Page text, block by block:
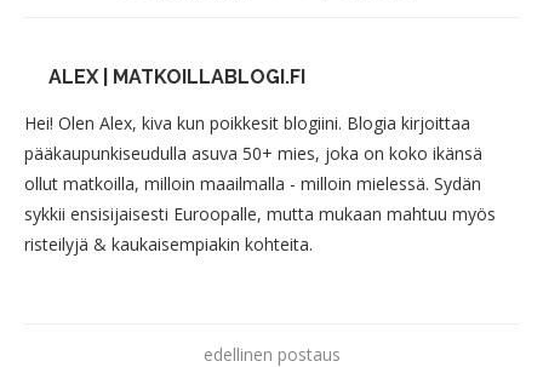
ALEX | MATKOILLABLOGI.FI
Hei! Olen Alex, kiva kun poikkesit blogiini. Blogia kirjoittaa
pääkaupunkiseudulla asuva 50+ mies, joka on koko ikänsä
ollut matkoilla, milloin maailmalla - milloin mielessä. Sydän
sykkii ensisijaisesti Euroopalle, mutta mukaan mahtuu myös
risteilyjä & kaukaisempiakin kohteita.
edellinen postaus